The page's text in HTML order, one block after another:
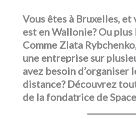
Vous êtes à Bruxelles,
est en Wallonie? Ou
Comme Zlata
une entreprise sur
avez besoin d’organiser
distance? Découvrez
de la fondatrice de